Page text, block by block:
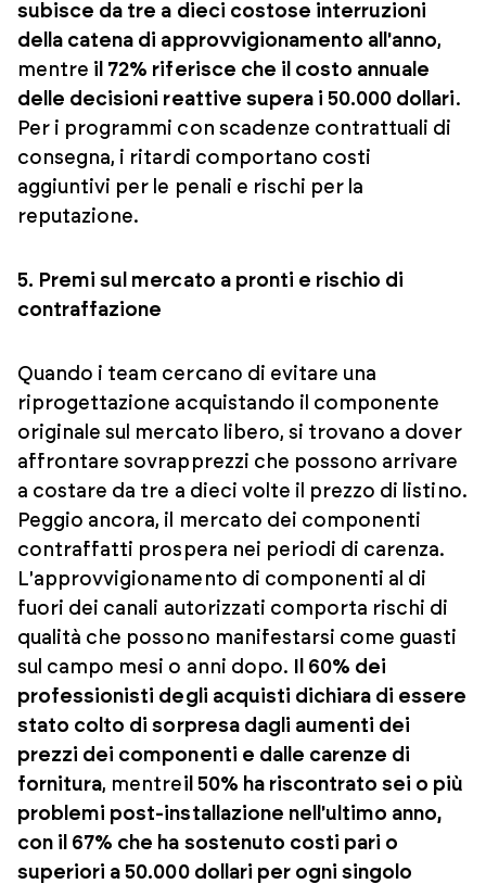
subisce da tre a dieci costose interruzioni
della catena di approvvigionamento all'anno,
mentre il 72% riferisce che il costo annuale
delle decisioni reattive supera i 50.000 dollari.
Per i programmi con scadenze contrattuali di
consegna, i ritardi comportano costi
aggiuntivi per le penali e rischi per la
reputazione.
5. Premi sul mercato a pronti e rischio di
contraffazione
Quando i team cercano di evitare una
riprogettazione acquistando il componente
originale sul mercato libero, si trovano a dover
affrontare sovrapprezzi che possono arrivare
a costare da tre a dieci volte il prezzo di listino.
Peggio ancora, il mercato dei componenti
contraffatti prospera nei periodi di carenza.
L'approvvigionamento di componenti al di
fuori dei canali autorizzati comporta rischi di
qualità che possono manifestarsi come guasti
sul campo mesi o anni dopo.
Il 60% dei
professionisti degli acquisti dichiara di essere
stato colto di sorpresa dagli aumenti dei
prezzi dei componenti e dalle carenze di
fornitura, mentreil 50% ha riscontrato sei o più
problemi post-installazione nell'ultimo anno,
con il 67% che ha sostenuto costi pari o
superiori a 50.000 dollari per ogni singolo